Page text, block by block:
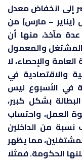
إلى انخفاض معدل
الربع الأول (يناير – مارس) من
عدة مآخذ، منها أن
المشتغل والمعمول
والإحصاء، لا
والاقتصادية في
في الأسبوع ليس
بشكل كبير،
العمل، واحتساب
نسبة من الداخلين
مما يظهر
الحكومة. فمثلًا